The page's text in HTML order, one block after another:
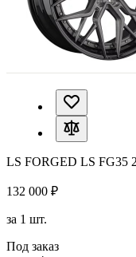
LS FORGED LS FG35
132 000 ₽
за 1 шт.
Под заказ